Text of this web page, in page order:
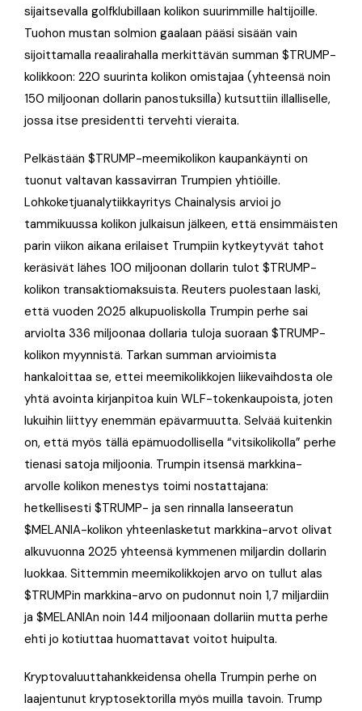
sijaitsevalla golfklubillaan kolikon suurimmille haltijoille.
Tuohon mustan solmion gaalaan pääsi sisään vain
sijoittamalla reaalirahalla merkittävän summan $TRUMP-
kolikkoon: 220 suurinta kolikon omistajaa (yhteensä noin
150 miljoonan dollarin panostuksilla) kutsuttiin illalliselle,
jossa itse presidentti tervehti vieraita.
Pelkästään $TRUMP-meemikolikon kaupankäynti on
tuonut valtavan kassavirran Trumpien yhtiöille.
Lohkoketjuanalytiikkayritys Chainalysis arvioi jo
tammikuussa kolikon julkaisun jälkeen, että ensimmäisten
parin viikon aikana erilaiset Trumpiin kytkeytyvät tahot
keräsivät lähes 100 miljoonan dollarin tulot $TRUMP-
kolikon transaktiomaksuista. Reuters puolestaan laski,
että vuoden 2025 alkupuoliskolla Trumpin perhe sai
arviolta 336 miljoonaa dollaria tuloja suoraan $TRUMP-
kolikon myynnistä. Tarkan summan arvioimista
hankaloittaa se, ettei meemikolikkojen liikevaihdosta ole
yhtä avointa kirjanpitoa kuin WLF-tokenkaupoista, joten
lukuihin liittyy enemmän epävarmuutta. Selvää kuitenkin
on, että myös tällä epämuodollisella “vitsikolikolla” perhe
tienasi satoja miljoonia. Trumpin itsensä markkina-
arvolle kolikon menestys toimi nostattajana:
hetkellisesti $TRUMP- ja sen rinnalla lanseeratun
$MELANIA-kolikon yhteenlasketut markkina-arvot olivat
alkuvuonna 2025 yhteensä kymmenen miljardin dollarin
luokkaa. Sittemmin meemikolikkojen arvo on tullut alas
$TRUMPin markkina-arvo on pudonnut noin 1,7 miljardiin
ja $MELANIAn noin 144 miljoonaan dollariin mutta perhe
ehti jo kotiuttaa huomattavat voitot huipulta.
Kryptovaluuttahankkeidensa ohella Trumpin perhe on
laajentunut kryptosektorilla myös muilla tavoin. Trump